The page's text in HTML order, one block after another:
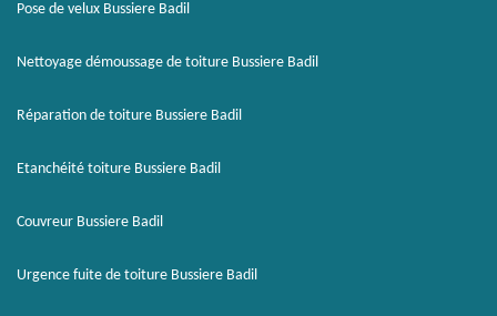
Pose de velux Bussiere Badil
Nettoyage démoussage de toiture Bussiere Badil
Réparation de toiture Bussiere Badil
Etanchéité toiture Bussiere Badil
Couvreur Bussiere Badil
Urgence fuite de toiture Bussiere Badil